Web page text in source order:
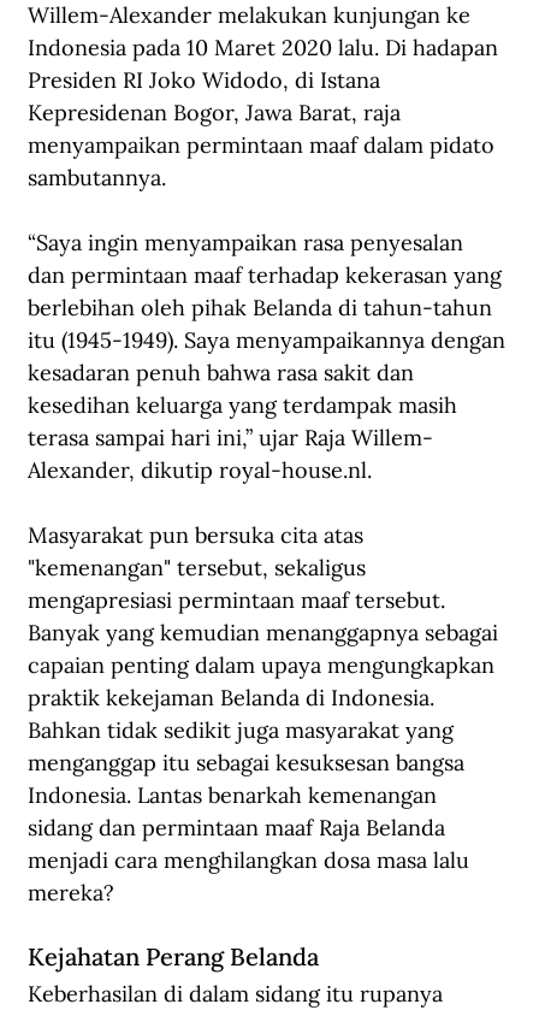
Willem-Alexander melakukan kunjungan ke
Indonesia pada 10 Maret 2020 lalu. Di hadapan
Presiden RI Joko Widodo, di Istana
Kepresidenan Bogor, Jawa Barat, raja
menyampaikan permintaan maaf dalam pidato
sambutannya.
“Saya ingin menyampaikan rasa penyesalan
dan permintaan maaf terhadap kekerasan yang
berlebihan oleh pihak Belanda di tahun-tahun
itu (1945-1949). Saya menyampaikannya dengan
kesadaran penuh bahwa rasa sakit dan
kesedihan keluarga yang terdampak masih
terasa sampai hari ini,” ujar Raja Willem-
Alexander, dikutip royal-house.nl.
Masyarakat pun bersuka cita atas
"kemenangan" tersebut, sekaligus
mengapresiasi permintaan maaf tersebut.
Banyak yang kemudian menanggapnya sebagai
capaian penting dalam upaya mengungkapkan
praktik kekejaman Belanda di Indonesia.
Bahkan tidak sedikit juga masyarakat yang
menganggap itu sebagai kesuksesan bangsa
Indonesia. Lantas benarkah kemenangan
sidang dan permintaan maaf Raja Belanda
menjadi cara menghilangkan dosa masa lalu
mereka?
Kejahatan Perang Belanda
Keberhasilan di dalam sidang itu rupanya